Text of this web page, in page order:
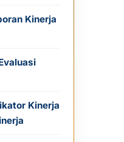
Kinerja
Kinerja